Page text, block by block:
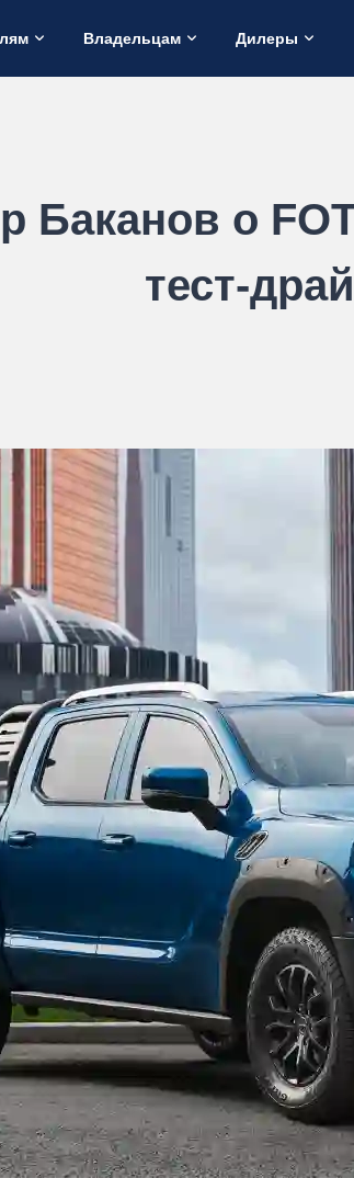
Владельцам Дилеры
Баканов о
тест-